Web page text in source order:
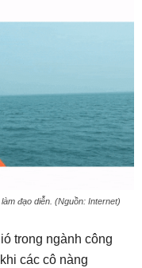
đạo diễn. (Nguồn: Internet)
trong ngành công
các cô nàng